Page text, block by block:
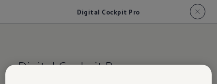
Digital Cockpit Pro
Digital Cockpit Pro